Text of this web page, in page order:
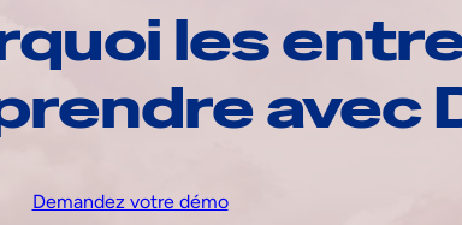
les
avec
Demandez votre démo